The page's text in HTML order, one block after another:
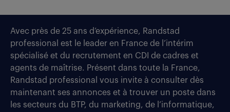
Avec près de 25 ans d’expérience, Randstad
professional est le leader en France de l’intérim
spécialisé et du recrutement en CDI de cadres et
agents de maîtrise. Présent dans toute la France,
Randstad professional vous invite à consulter dès
maintenant ses annonces et à trouver un poste dans
les secteurs du BTP, du marketing, de l’informatique,